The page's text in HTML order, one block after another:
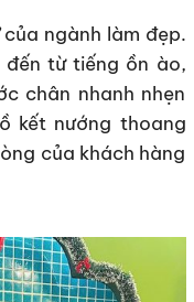
của ngành làm đẹp.
đến từ tiếng ồn ào,
chân nhanh nhẹn
kết nướng thoang
của khách hàng